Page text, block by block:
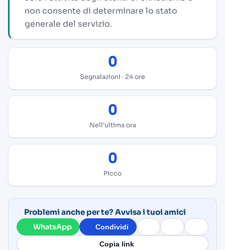
non consente di determinare lo stato
generale del servizio.
0
Segnalazioni · 24 ore
0
Nell'ultima ora
0
Picco
Problemi anche per te? Avvisa i tuoi amici
WhatsApp Condividi
Copia link